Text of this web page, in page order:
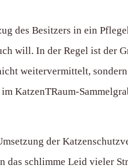
des Besitzers in ein
will. In der Regel ist der
weitervermittelt,
KatzenTRaum-
der
schlimme Leid vieler